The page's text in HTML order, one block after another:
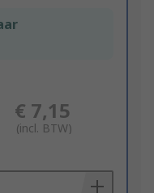
€ 7,15
(incl. BTW)